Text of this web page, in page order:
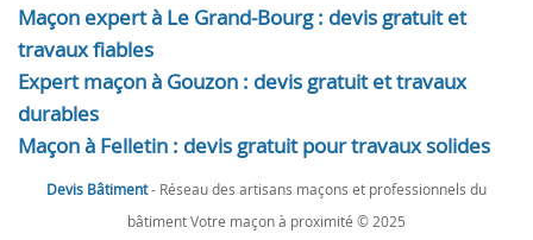
Maçon expert à Le Grand-Bourg : devis gratuit et
travaux fiables
Expert maçon à Gouzon : devis gratuit et travaux
durables
Maçon à Felletin : devis gratuit pour travaux solides
Devis Bâtiment- Réseau des artisans maçons et professionnels du
bâtiment Votre maçon à proximité © 2025